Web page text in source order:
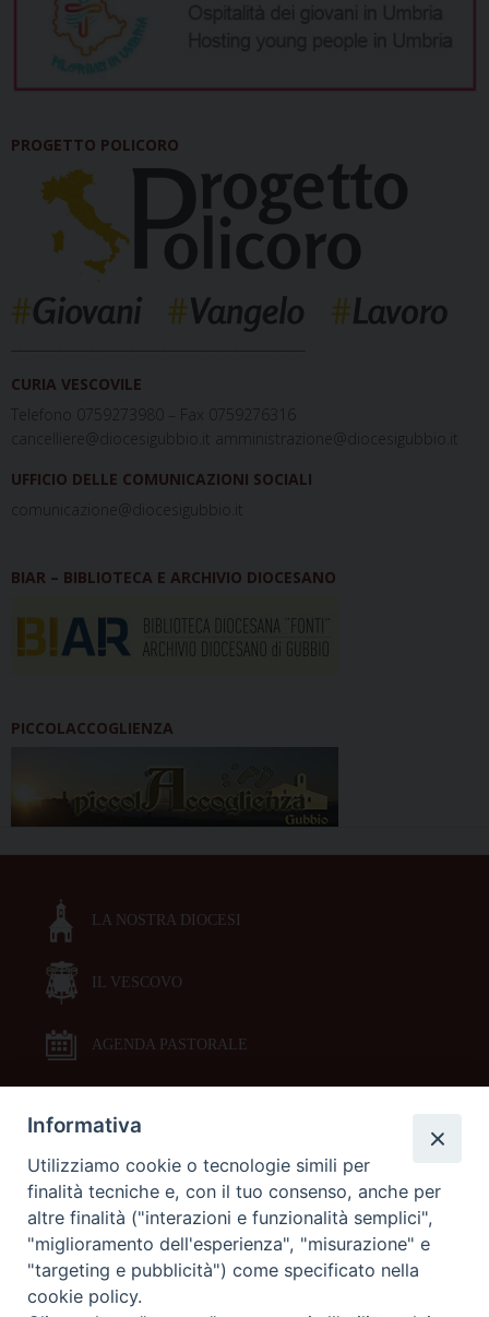
PROGETTO POLICORO
CURIA VESCOVILE
Telefono 0759273980 – Fax 0759276316
cancelliere@diocesigubbio.it amministrazione@diocesigubbio.it
UFFICIO DELLE COMUNICAZIONI SOCIALI
comunicazione@diocesigubbio.it
BIAR – BIBLIOTECA E ARCHIVIO DIOCESANO
PICCOLACCOGLIENZA
LA NOSTRA DIOCESI
IL VESCOVO
AGENDA PASTORALE
DOCUMENTI PASTORALI
ORARI MESSE
LITURGIA DELLE ORE
Informativa
Utilizziamo cookie o tecnologie simili per
finalità tecniche e, con il tuo consenso, anche per
altre finalità ("interazioni e funzionalità semplici",
"miglioramento dell'esperienza", "misurazione" e
"targeting e pubblicità") come specificato nella
cookie policy.